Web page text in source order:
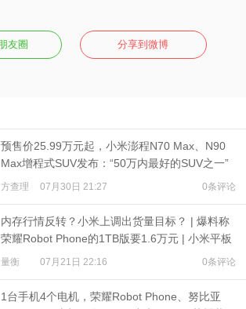
友圈 分享到微博
预售价25.99万元起，小米澎程N70 Max、N90
Max增程式SUV发布：“50万内最好的SUV之一”
方查理 07月30日 21:27 0条评论
内存行情反转？小米上调出货量目标？ | 爆料称
荣耀Robot Phone的1TB版要1.6万元 | 小米平板
9、REDMI Watch 6现身
量衡 07月21日 22:16 0条评论
1台手机4个电机，荣耀Robot Phone、努比亚